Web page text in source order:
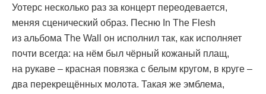
Уотерс несколько раз за концерт переодевается,
меняя сценический образ. Песню In The Flesh
из альбома The Wall он исполнил так, как исполняет
почти всегда: на нём был чёрный кожаный плащ,
на рукаве – красная повязка с белым кругом, в круге –
два перекрещённых молота. Такая же эмблема,